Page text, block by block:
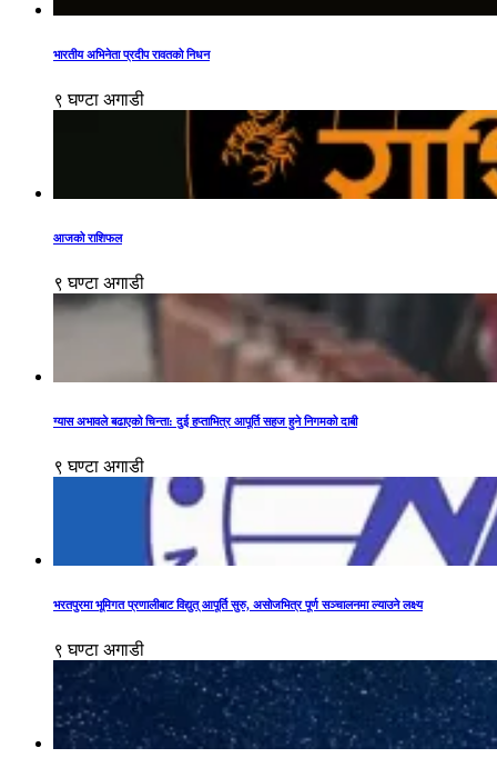
भारतीय अभिनेता प्रदीप रावतको निधन
९ घण्टा अगाडी
आजको राशिफल
९ घण्टा अगाडी
ग्यास अभावले बढाएको चिन्ता: दुई हप्ताभित्र आपूर्ति सहज हुने निगमको दाबी
९ घण्टा अगाडी
भरतपुरमा भूमिगत प्रणालीबाट विद्युत् आपूर्ति सुरु, असोजभित्र पूर्ण सञ्चालनमा ल्याउने लक्ष्य
९ घण्टा अगाडी